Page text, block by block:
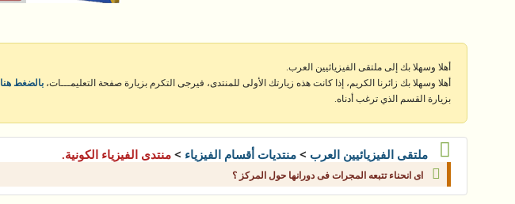
أهلا وسهلا بك إلى ملتقى الفيزيائيين العرب.
أهلا وسهلا بك زائرنا الكريم، إذا كانت هذه زيارتك الأولى للمنتدى، فيرجى التكرم بزيارة صفحة التعليمـــات، بالضغط هنا
بزيارة القسم الذي ترغب أدناه.
ملتقى الفيزيائيين العرب > منتديات أقسام الفيزياء > منتدى الفيزياء الكونية.
اى انحناء تتبعه المجرات فى دورانها حول المركز ؟